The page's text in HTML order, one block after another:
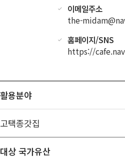
이메일주소
the-
홈페이지/SNS
https://
활용분야
고택종갓집
대상 국가유산